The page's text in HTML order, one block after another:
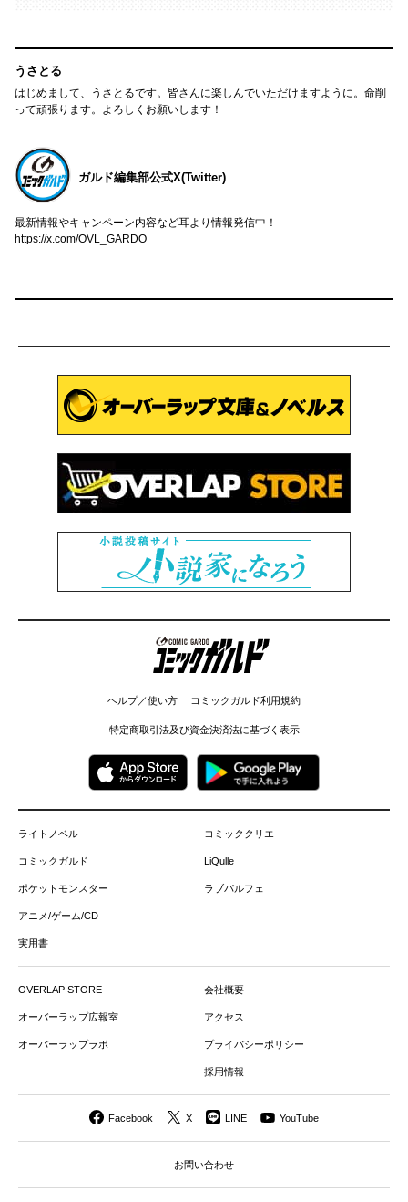
うさとる
はじめまして、うさとるです。皆さんに楽しんでいただけますように。命削
って頑張ります。よろしくお願いします！
ガルド編集部公式X(Twitter)
最新情報やキャンペーン内容など耳より情報発信中！
https://x.com/OVL_GARDO
コミックガルド
ヘルプ／使い方 コミックガルド利用規約
特定商取引法及び資金決済法に基づく表示
ライトノベル
コミックガルド
ポケットモンスター
アニメ/ゲーム/CD
実用書
コミッククリエ
LiQulle
ラブパルフェ
OVERLAP STORE
オーバーラップ広報室
オーバーラップラボ
会社概要
アクセス
プライバシーポリシー
採用情報
Facebook X LINE YouTube
お問い合わせ